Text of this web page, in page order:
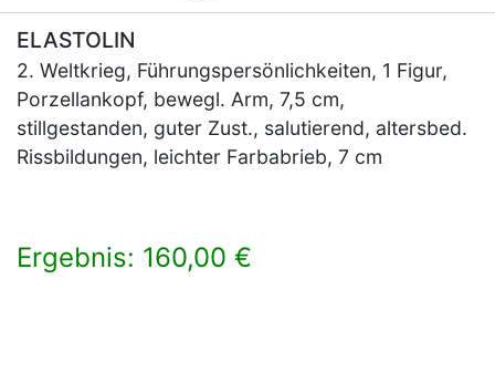
ELASTOLIN
2. Weltkrieg, Führungspersönlichkeiten, 1 Figur,
Porzellankopf, bewegl. Arm, 7,5 cm,
stillgestanden, guter Zust., salutierend, altersbed.
Rissbildungen, leichter Farbabrieb, 7 cm
Ergebnis: 160,00 €